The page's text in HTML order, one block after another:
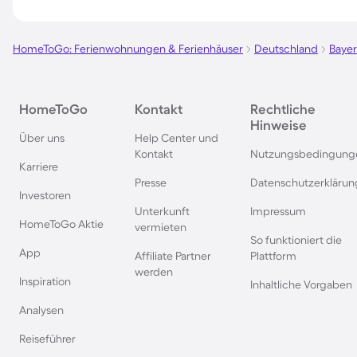
Pensionen in Wien Pensionen in
Pensionen in Südfrankreich Pensionen auf
Pensionen in der Schweiz
Pensionen auf
Pensionen im Berchtesgadener
Land
Pensionen in
HomeToGo: Ferienwohnungen & Ferienhäuser Deutschland
HomeToGo
Über uns
Karriere
Investoren
HomeToGo Aktie
App
Inspiration
Analysen
Reiseführer
Kontakt
Help Center und
Kontakt
Presse
Unterkunft
vermieten
Affiliate Partner
werden
Rechtliche
Hinweise
Impressum
So funktioniert die
Plattform
Inhaltliche Vorgaben